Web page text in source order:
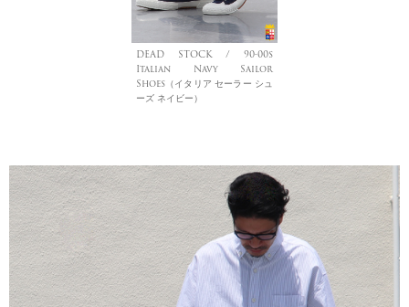
DEAD STOCK / 90-00s
Italian Navy Sailor
Shoes（イタリア セーラー シュ
ーズ ネイビー）